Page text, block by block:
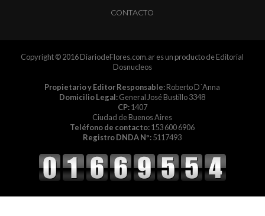
CONTACTO
Copyright © 2016 DiariodeFlores.com.ar es un producto de Editorial
Dosnucleos
Propietario y Editor Responsable:Roberto D´Anna
Domicilio Legal:General José Bustillo 3348
CP:1407
Ciudad de Buenos Aires
Teléfono de contacto:153 600 6906
Registro DNDA Nº:5117493